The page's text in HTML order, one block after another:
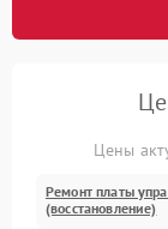
Цены
Ремонт платы
(восстановление)